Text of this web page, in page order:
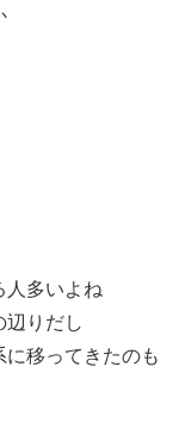
人多いよね
辺りだし
移ってきたのも